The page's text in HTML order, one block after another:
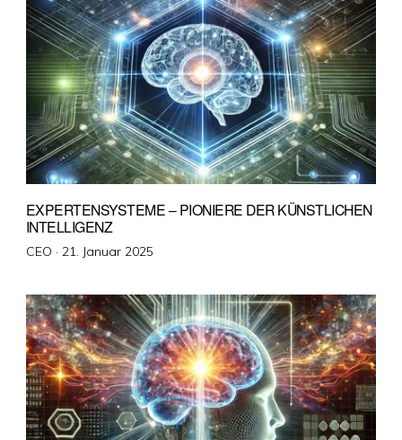
EXPERTENSYSTEME – PIONIERE DER KÜNSTLICHEN
INTELLIGENZ
CEO · Veröffentlicht
21. Januar 2025